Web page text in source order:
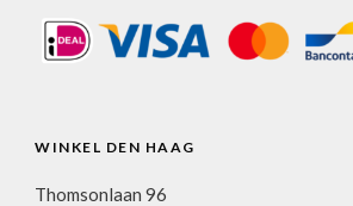
WINKEL DEN HAAG
Thomsonlaan 96